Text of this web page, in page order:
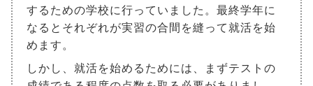
するための学校に行っていました。最終学年に
なるとそれぞれが実習の合間を縫って就活を始
めます。
しかし、就活を始めるためには、まずテストの